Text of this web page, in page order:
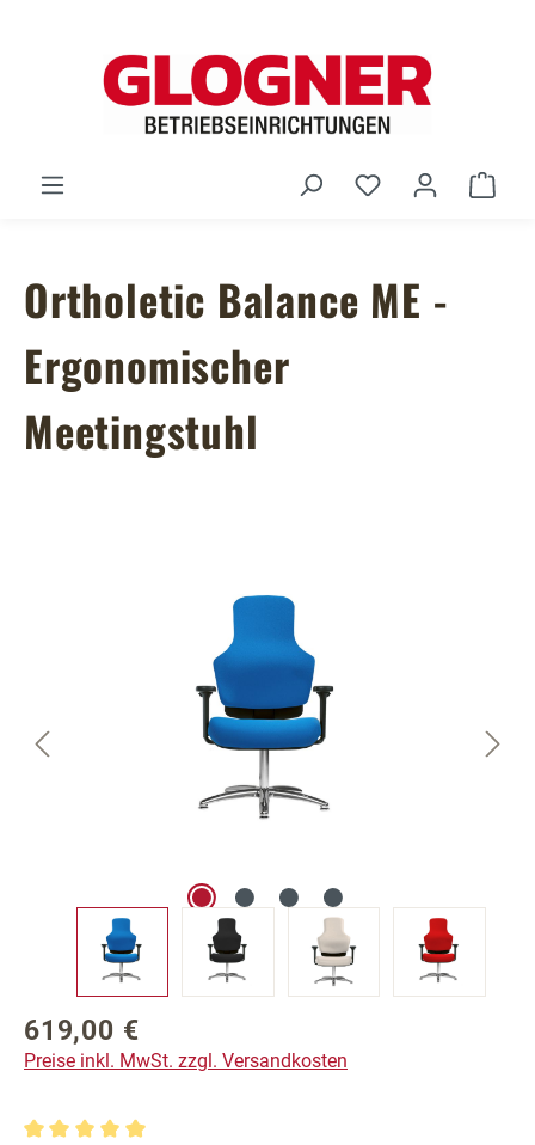
Du hast 0
Ortholetic Balance ME -
Ergonomischer
Meetingstuhl
Bildergalerie überspringen
Regulärer Preis:
619,00 €
Preise inkl. MwSt. zzgl. Versandkosten